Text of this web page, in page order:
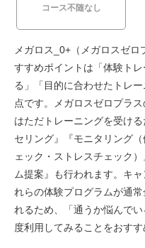
コース不随なし
メガロス_0+（メガロスゼロ
すすめポイントは「体験ト
る」「目的に合わせたトレ
点です。メガロスゼロプラ
はただトレーニングを受け
セリング』『モニタリング
ェック・ストレスチェック
ム提案』も行われます。キ
れらの体験プログラムが通
れるため、「通うか悩んで
度利用してみることをおすす